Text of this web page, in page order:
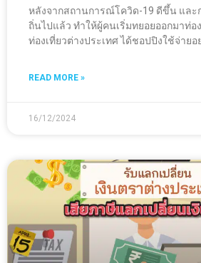
หลังจากสถานการณ์โควิด-19 ดีขึ้น และ
ถิ่นไปแล้ว ทำให้ผู้คนเริ่มทยอยออกมาท่อ
ท่องเที่ยวต่างประเทศ ได้ชอปปิงใช้จ่ายอ
READ MORE »
16/12/2024